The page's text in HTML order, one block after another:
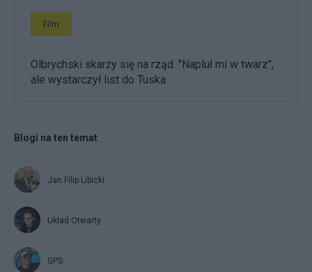
Film
Olbrychski skarży się na rząd. "Napluł mi w twarz",
ale wystarczył list do Tuska
Blogi na ten temat
Jan Filip Libicki
Układ Otwarty
GPS